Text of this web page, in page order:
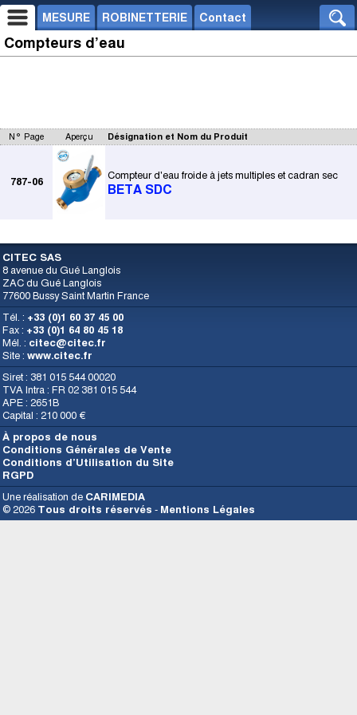
MESURE ROBINETTERIE Contact
Compteurs d’eau
N° Page Aperçu Désignation et Nom du Produit
787-06
Compteur d'eau froide à jets multiples et cadran sec
BETA SDC
CITEC SAS
8 avenue du Gué Langlois
ZAC du Gué Langlois
77600 Bussy Saint Martin France
Tél. : +33 (0)1 60 37 45 00
Fax : +33 (0)1 64 80 45 18
Mél. : citec@citec.fr
Site : www.citec.fr
Siret : 381 015 544 00020
TVA Intra : FR 02 381 015 544
APE : 2651B
Capital : 210 000 €
À propos de nous
Conditions Générales de Vente
Conditions d’Utilisation du Site
RGPD
Une réalisation de CARIMEDIA
© 2026 Tous droits réservés - Mentions Légales